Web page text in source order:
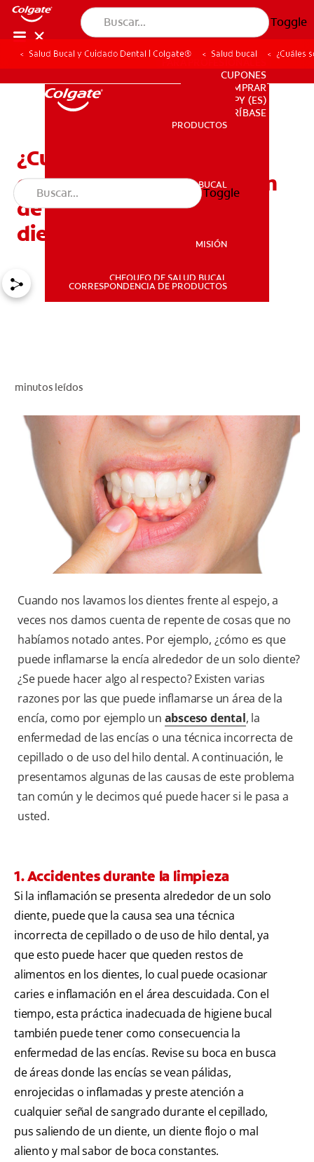
Toggle
PRODUCTOS
SALUD BUCAL
CUPONES
DONDE COMPRAR
PY (ES)
SUSCRÍBASE
PARA PROFESIONALES
CUPONES
DONDE COMPRAR
PY (ES)
SUSCRÍBASE
PRODUCTOS
SALUD BUCAL
MISIÓN
CHEQUEO DE SALUD BUCAL
CORRESPONDENCIA DE PRODUCTOS
Toggle
Salud Bucal y Cuidado Dental | Colgate® Salud bucal ¿Cuáles
¿Cuáles son las posibles
causas de una inflamación
de encía alrededor de un
diente?
minutos leídos
Cuando nos lavamos los dientes frente al espejo, a
veces nos damos cuenta de repente de cosas que no
habíamos notado antes. Por ejemplo, ¿cómo es que
puede inflamarse la encía alrededor de un solo diente?
¿Se puede hacer algo al respecto? Existen varias
razones por las que puede inflamarse un área de la
encía, como por ejemplo un absceso dental, la
enfermedad de las encías o una técnica incorrecta de
cepillado o de uso del hilo dental. A continuación, le
presentamos algunas de las causas de este problema
tan común y le decimos qué puede hacer si le pasa a
usted.
1. Accidentes durante la limpieza
Si la inflamación se presenta alrededor de un solo
diente, puede que la causa sea una técnica
incorrecta de cepillado o de uso de hilo dental, ya
que esto puede hacer que queden restos de
alimentos en los dientes, lo cual puede ocasionar
caries e inflamación en el área descuidada. Con el
tiempo, esta práctica inadecuada de higiene bucal
también puede tener como consecuencia la
enfermedad de las encías. Revise su boca en busca
de áreas donde las encías se vean pálidas,
enrojecidas o inflamadas y preste atención a
cualquier señal de sangrado durante el cepillado,
pus saliendo de un diente, un diente flojo o mal
aliento y mal sabor de boca constantes.